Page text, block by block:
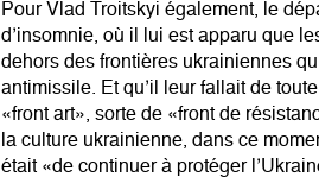
Pour Vlad Troitskyi également, le
d’insomnie, où il lui est apparu que
dehors des frontières ukrainiennes
antimissile. Et qu’il leur fallait de
«front art», sorte de «front de
la culture ukrainienne, dans ce
était «de continuer à protéger